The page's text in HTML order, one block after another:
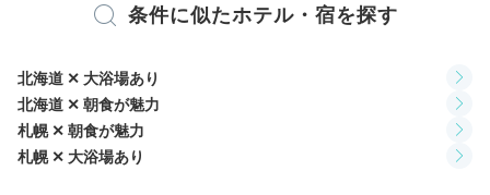
和食も洋食も楽しめる
条件に似たホテル・宿を探す
北海道 ✕ 大浴場あり
北海道 ✕ 朝食が魅力
札幌 ✕ 朝食が魅力
札幌 ✕ 大浴場あり